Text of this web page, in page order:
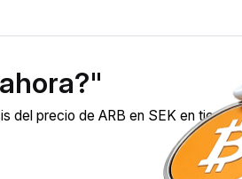
del precio de ARB en SEK en tiempo